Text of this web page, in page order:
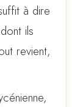
à dire
ils
revient,